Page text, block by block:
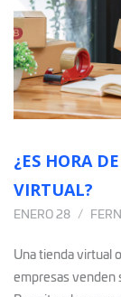
¿ES HORA
VIRTUAL?
ENERO 28
Una tienda virtual
empresas venden